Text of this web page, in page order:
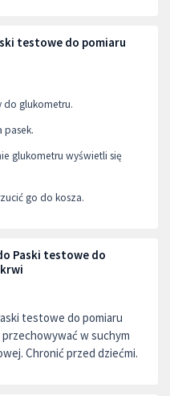
testowe do pomiaru
do glukometru.
pasek.
glukometru wyświetli się
go do kosza.
Paski testowe do
testowe do pomiaru
w suchym
Chronić przed dziećmi.